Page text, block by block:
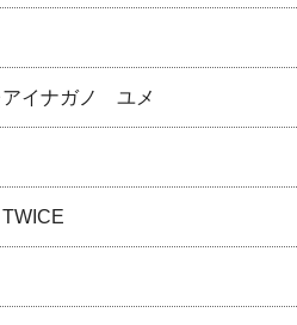
イナガノ ユメ